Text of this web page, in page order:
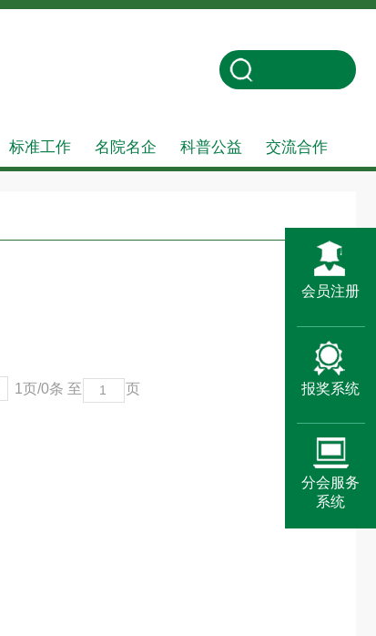
标准工作 名院名企 科普公益 交流合作
1页/0条 至 页
会员注册
报奖系统
分会服务
系统